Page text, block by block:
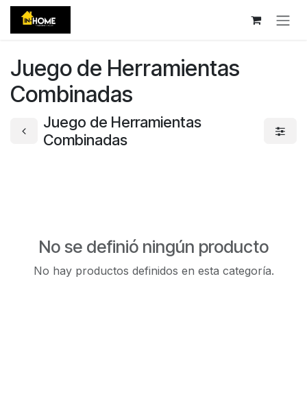
Ir al contenido
Juego de Herramientas
Combinadas
Juego de Herramientas
Combinadas
No se definió ningún producto
No hay productos definidos en esta categoría.